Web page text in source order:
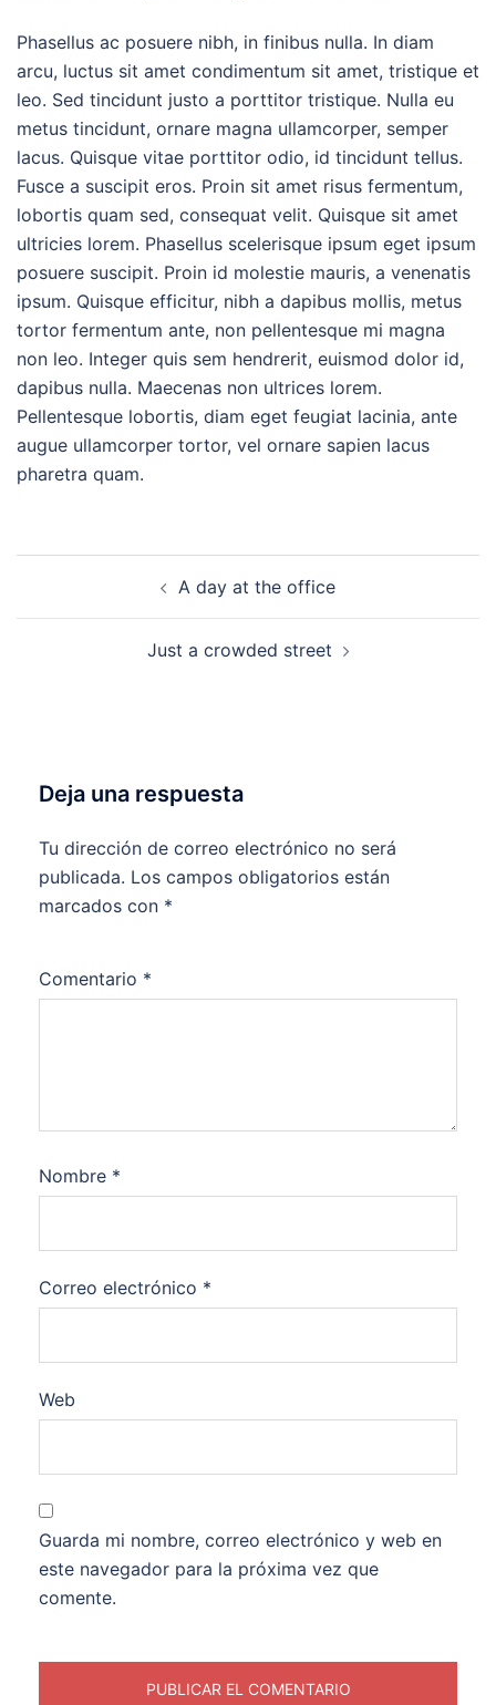
Phasellus ac posuere nibh, in finibus nulla. In diam
arcu, luctus sit amet condimentum sit amet, tristique et
leo. Sed tincidunt justo a porttitor tristique. Nulla eu
metus tincidunt, ornare magna ullamcorper, semper
lacus. Quisque vitae porttitor odio, id tincidunt tellus.
Fusce a suscipit eros. Proin sit amet risus fermentum,
lobortis quam sed, consequat velit. Quisque sit amet
ultricies lorem. Phasellus scelerisque ipsum eget ipsum
posuere suscipit. Proin id molestie mauris, a venenatis
ipsum. Quisque efficitur, nibh a dapibus mollis, metus
tortor fermentum ante, non pellentesque mi magna
non leo. Integer quis sem hendrerit, euismod dolor id,
dapibus nulla. Maecenas non ultrices lorem.
Pellentesque lobortis, diam eget feugiat lacinia, ante
augue ullamcorper tortor, vel ornare sapien lacus
pharetra quam.
A day at the office
Just a crowded street
Deja una respuesta
Tu dirección de correo electrónico no será
publicada. Los campos obligatorios están
marcados con *
Comentario *
Nombre *
Correo electrónico *
Web
Guarda mi nombre, correo electrónico y web en
este navegador para la próxima vez que
comente.